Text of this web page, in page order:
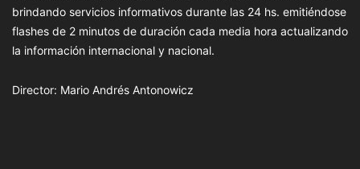
brindando servicios informativos durante las 24 hs. emitiéndose
flashes de 2 minutos de duración cada media hora actualizando
la información internacional y nacional.
Director: Mario Andrés Antonowicz